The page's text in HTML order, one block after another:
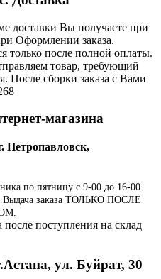
доставки Вы получаете при
Оформлении заказа.
только после полной оплаты.
товар, требующий
После сборки заказа с Вами
магазина
Петропавловск,
по пятницу с 9-00 до 16-00.
Выдача заказа ТОЛЬКО ПОСЛЕ
после поступления на склад
ул. Буйрат, 30